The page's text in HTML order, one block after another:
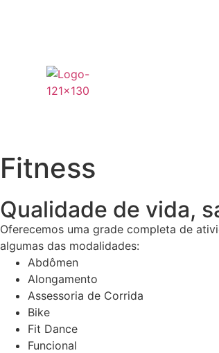
Fitness
Qualidade de vida,
Oferecemos uma grade completa de
algumas das modalidades:
Abdômen
Alongamento
Assessoria de Corrida
Bike
Fit Dance
Funcional